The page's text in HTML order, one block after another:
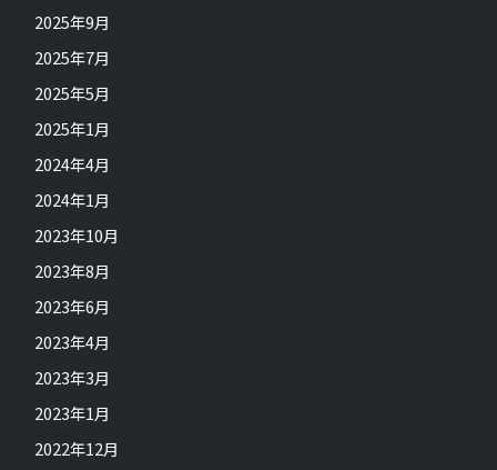
2025年9月
2025年7月
2025年5月
2025年1月
2024年4月
2024年1月
2023年10月
2023年8月
2023年6月
2023年4月
2023年3月
2023年1月
2022年12月